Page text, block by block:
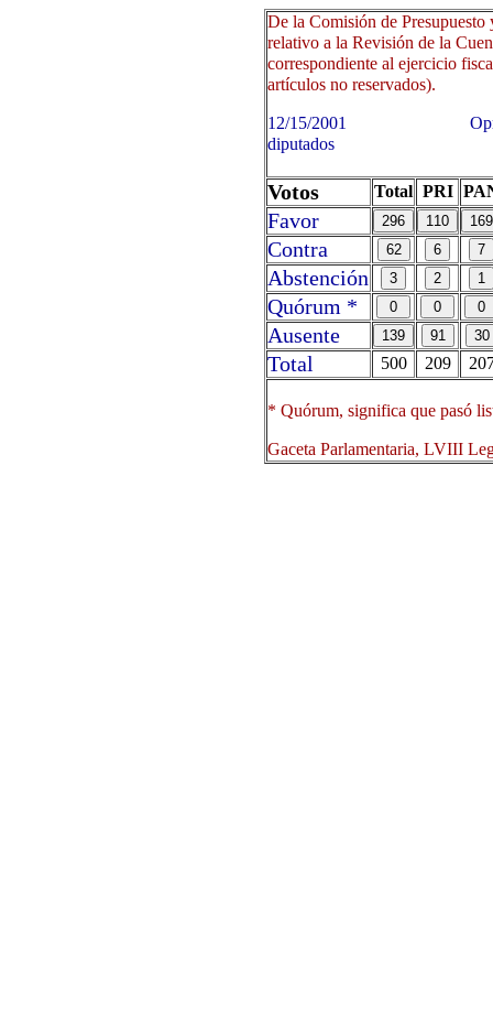
De la Comisión de
relativo a la Revisión de la
correspondiente al ejercicio
artículos no reservados).
12/15/2001 Oprima
diputados
Votos Total PRI
Favor
Contra
Abstención
Quórum *
Ausente
Total
500 209
* Quórum, significa que pasó
Gaceta Parlamentaria, LVIII